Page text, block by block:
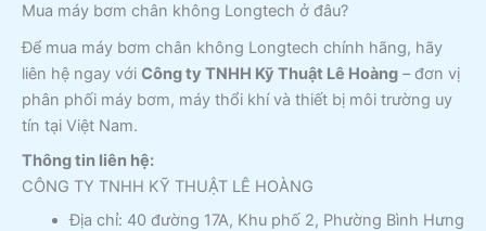
Mua máy bơm chân không Longtech ở đâu?
Để mua máy bơm chân không Longtech chính hãng, hãy
liên hệ ngay với Công ty TNHH Kỹ Thuật Lê Hoàng – đơn vị
phân phối máy bơm, máy thổi khí và thiết bị môi trường uy
tín tại Việt Nam.
Thông tin liên hệ:
CÔNG TY TNHH KỸ THUẬT LÊ HOÀNG
Địa chỉ: 40 đường 17A, Khu phố 2, Phường Bình Hưng